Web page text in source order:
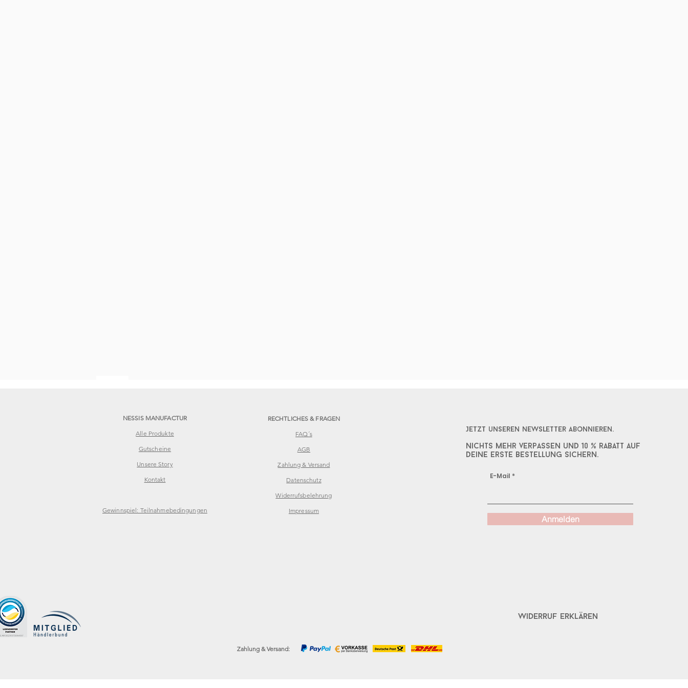
NESSIS MANUFACTUR
Alle Produkte
Gutscheine
Unsere Story
Kontakt
Gewinnspiel: Teilnahmebedingungen
RECHTLICHES & FRAGEN
FAQ´s
AGB
Zahlung & Versand
Datenschutz
Widerrufsbelehrung
Impressum
Jetzt unseren Newsletter abonnieren.
Nichts mehr verpassen und 10 % rabatt auf
deine erste bestellung sichern.
E-Mail
Anmelden
Widerruf erklären
Zahlung & Versand: